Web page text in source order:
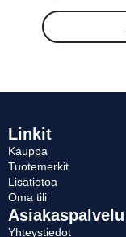
Linkit
Kauppa
Tuotemerkit
Lisätietoa
Oma tili
Asiakaspalvelu
Yhteystiedot